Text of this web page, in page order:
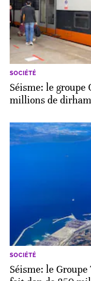
SOCIÉTÉ
Séisme: le groupe
millions de
SOCIÉTÉ
Séisme: le